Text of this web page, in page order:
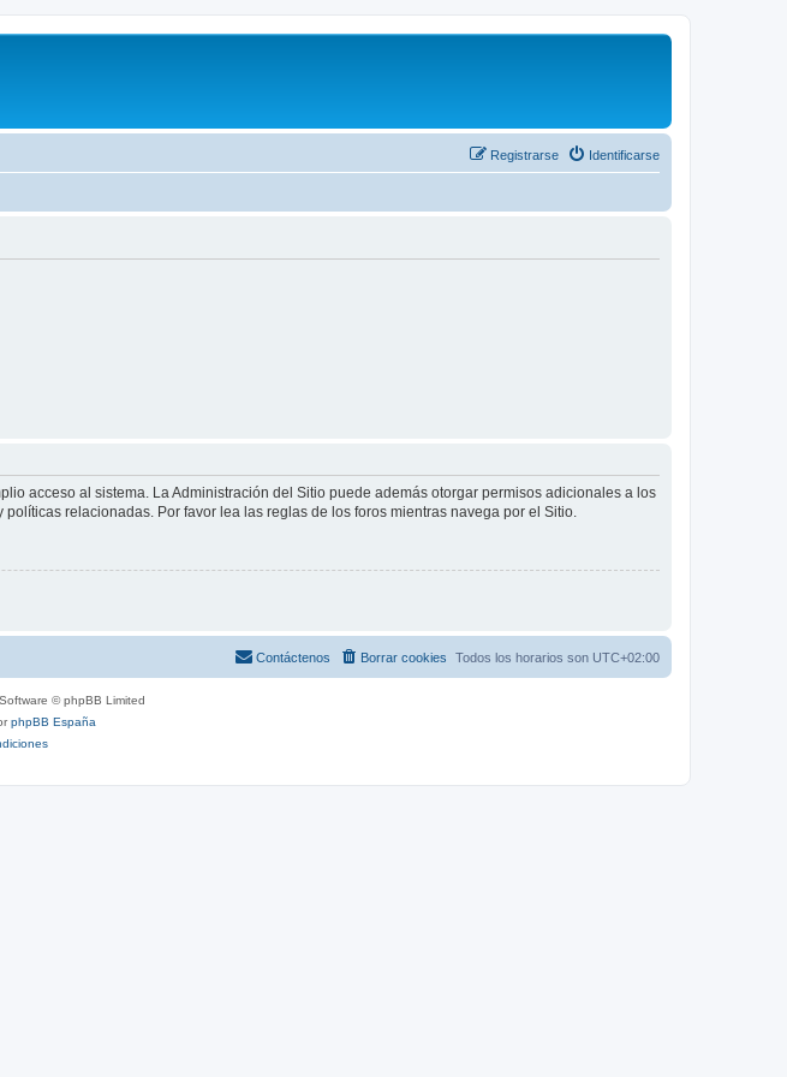
Identificarse
Registrarse
acceso al sistema. La Administración del Sitio puede además otorgar permisos adicionales a los
relacionadas. Por favor lea las reglas de los foros mientras navega por el Sitio.
Todos los horarios son UTC+02:00
Borrar cookies
Contáctenos
© phpBB Limited
phpBB España